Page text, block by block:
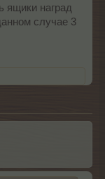
ящики наград
случае 3